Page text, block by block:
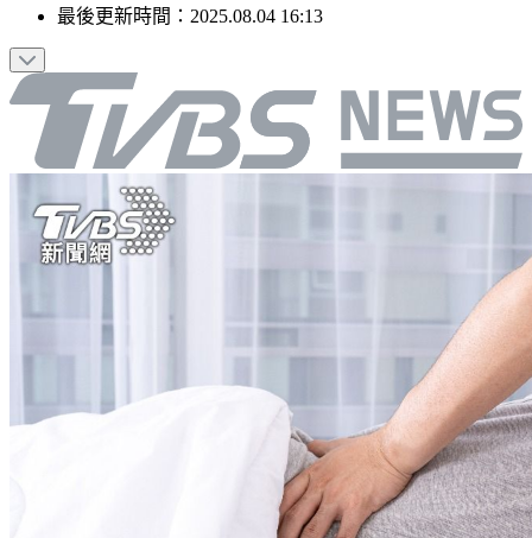
最後更新時間： 2025.08.04 16:13